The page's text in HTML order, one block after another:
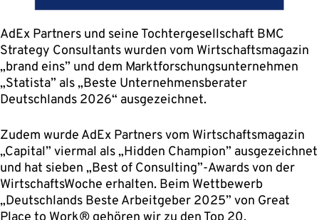
AdEx Partners und seine Tochtergesellschaft BMC
Strategy Consultants wurden vom Wirtschaftsmagazin
„brand eins” und dem Marktforschungsunternehmen
„Statista” als „Beste Unternehmensberater
Deutschlands 2026“ ausgezeichnet.
Zudem wurde AdEx Partners vom Wirtschaftsmagazin
„Capital” viermal als „Hidden Champion” ausgezeichnet
und hat sieben „Best of Consulting”-Awards von der
WirtschaftsWoche erhalten. Beim Wettbewerb
„Deutschlands Beste Arbeitgeber 2025” von Great